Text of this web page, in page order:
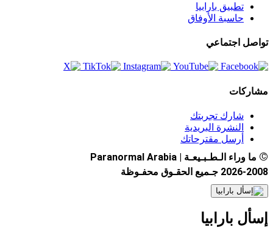
تطبيق بارابيا
حاسبة الأوفاق
تواصل اجتماعي
مشاركات
شارك تجربتك
النشرة البريدية
أرسل مقترحاتك
© ما وراء الـطـبـيعـة | Paranormal Arabia
2026-2008 جـميع الحقـوق محفـوظة
إسأل بارابيا